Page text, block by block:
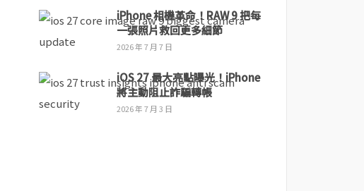
iPhone 相機革命！RAW 9 把每
一張照片救回更多細節
2026 年 7 月 7 日
iOS 27 最大亮點曝光！iPhone
將主動阻止詐騙轉帳
2026 年 7 月 3 日